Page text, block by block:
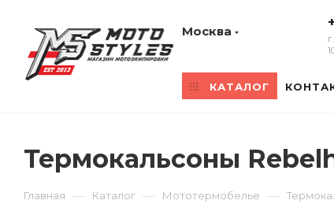
Москва
КАТАЛОГ
Термокальсоны
Главная — Каталог — Мототермобелье —